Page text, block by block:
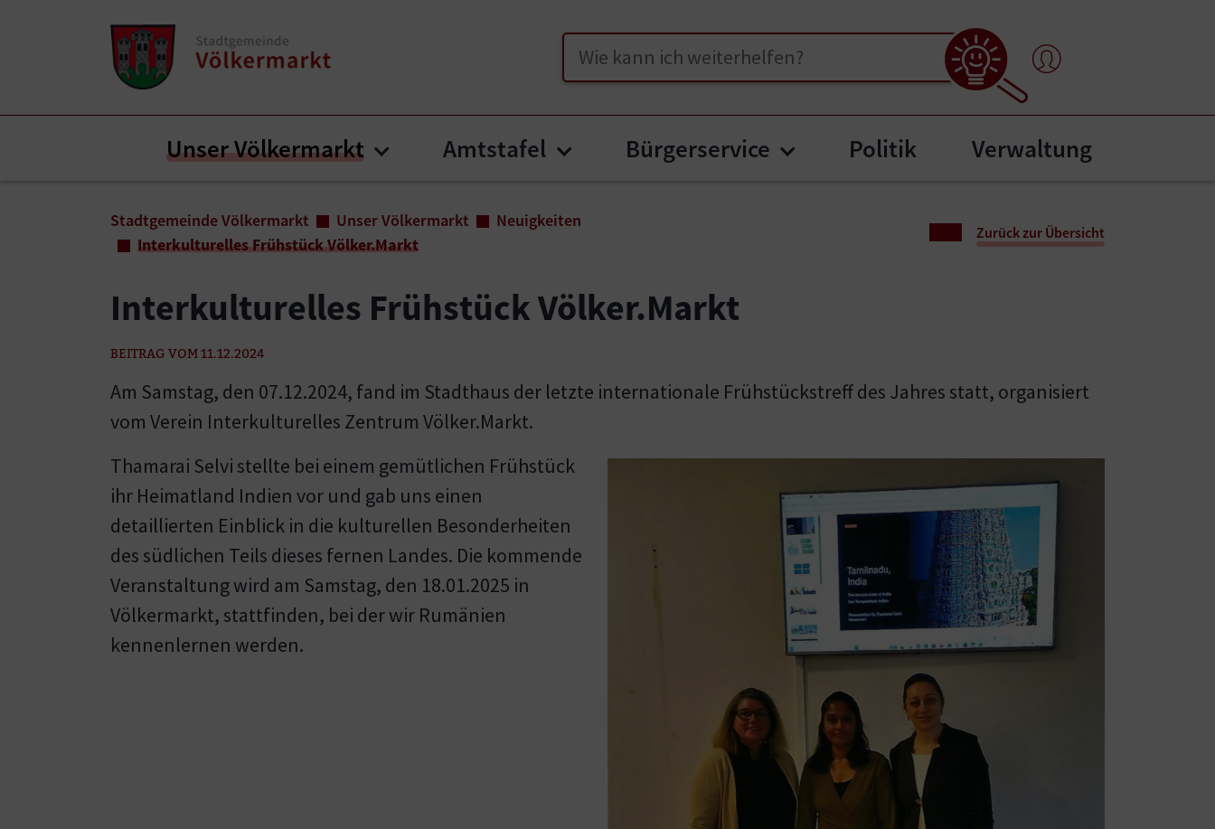
Suche
Unser Völkermarkt Submenu for "Unser Völkermarkt"
Amtstafel Submenu for "Amtstafel"
Bürgerservice Submenu for "Bürgerservice"
Politik Verwaltung
Stadtgemeinde Völkermarkt Unser Völkermarkt
Neuigkeiten
Interkulturelles Frühstück Völker.Markt
Zurück zur Übersicht
Interkulturelles Frühstück Völker.Markt
BEITRAG VOM 11.12.2024
Am Samstag, den 07.12.2024, fand im Stadthaus der letzte internationale Frühstückstreff des Jahres statt, organisiert
vom Verein Interkulturelles Zentrum Völker.Markt.
Thamarai Selvi stellte bei einem gemütlichen Frühstück
ihr Heimatland Indien vor und gab uns einen
detaillierten Einblick in die kulturellen Besonderheiten
des südlichen Teils dieses fernen Landes. Die kommende
Veranstaltung wird am Samstag, den 18.01.2025 in
Völkermarkt, stattfinden, bei der wir Rumänien
kennenlernen werden.